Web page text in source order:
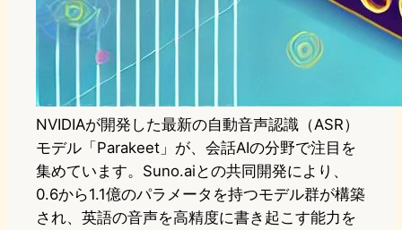
NVIDIAが開発した最新の自動音声認識（ASR）
モデル「Parakeet」が、会話AIの分野で注目を
集めています。Suno.aiとの共同開発により、
0.6から1.1億のパラメータを持つモデル群が構築
され、英語の音声を高精度に書き起こす能力を